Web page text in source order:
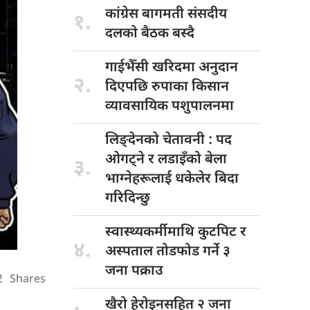
Shares
१. कांग्रेस बागमतीसंसदीय
दलको बैठक बस्दै
२.
गाईभैँसी खरिदमाअनुदान
दिएपछि रुपाका किसान
व्यावसायिक पशुपालनमा
३.
लिङ्देनको चेतावनी : पद
ओगट्ने र लडाइँको बेला
भाग्नेहरूलाई धकेलेर बिदा
गरिदिन्छु
४.
स्वास्थ्यकर्मीमाथि कुटपिटर
अस्पताल तोडफोड गर्ने ३
जना पक्राउ
खैरो हेरोइनसहित२ जना